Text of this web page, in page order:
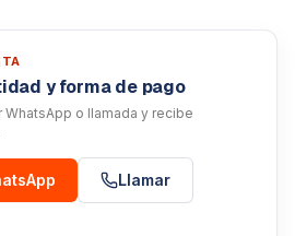
y forma de pago
o llamada y recibe
Llamar